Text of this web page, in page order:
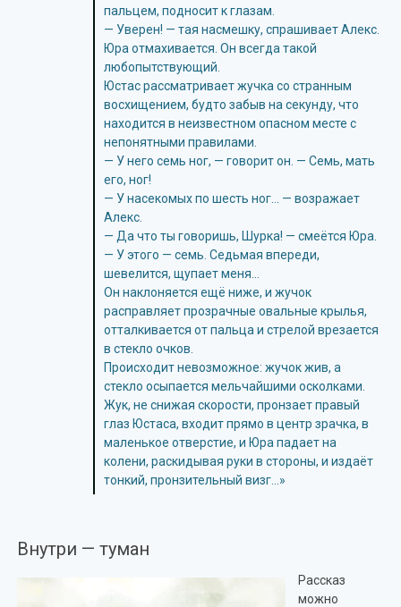
пальцем, подносит к глазам.
— Уверен! — тая насмешку, спрашивает Алекс.
Юра отмахивается. Он всегда такой
любопытствующий.
Юстас рассматривает жучка со странным
восхищением, будто забыв на секунду, что
находится в неизвестном опасном месте с
непонятными правилами.
— У него семь ног, — говорит он. — Семь, мать
его, ног!
— У насекомых по шесть ног… — возражает
Алекс.
— Да что ты говоришь, Шурка! — смеётся Юра.
— У этого — семь. Седьмая впереди,
шевелится, щупает меня…
Он наклоняется ещё ниже, и жучок
расправляет прозрачные овальные крылья,
отталкивается от пальца и стрелой врезается
в стекло очков.
Происходит невозможное: жучок жив, а
стекло осыпается мельчайшими осколками.
Жук, не снижая скорости, пронзает правый
глаз Юстаса, входит прямо в центр зрачка, в
маленькое отверстие, и Юра падает на
колени, раскидывая руки в стороны, и издаёт
тонкий, пронзительный визг…»
Внутри — туман
Рассказ
можно